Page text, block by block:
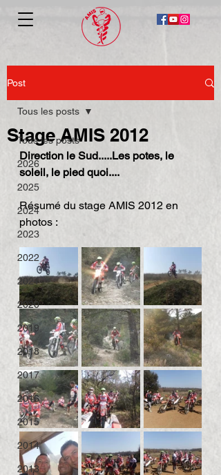
Post
Tous les posts
2026
2025
2024
2023
2022
2021
2020
2019
2018
2017
2016
2015
2014
2013
Tous les posts
Stage AMIS 2012
Direction le Sud.....Les potes, le
soleil, le pied quoi....
Résumé du stage AMIS 2012 en
photos :